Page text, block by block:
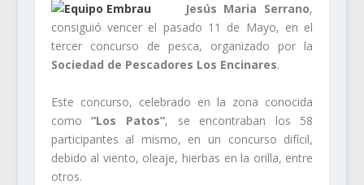
Jesús Maria Serrano,
consiguió vencer el pasado 11 de Mayo, en el
tercer concurso de pesca, organizado por la
Sociedad de Pescadores Los Encinares.
Este concurso, celebrado en la zona conocida
como“Los Patos”, se encontraban los 58
participantes al mismo, en un concurso difícil,
debido al viento, oleaje, hierbas en la orilla, entre
otros.